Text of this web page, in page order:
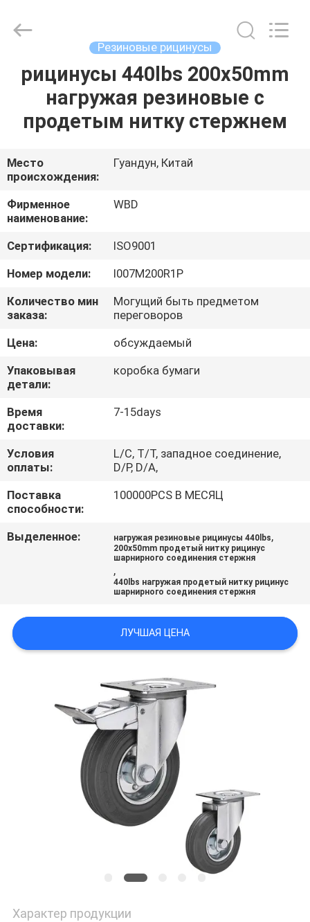
ДОМ
ПРОДУКТЫ
РОЛИКИ
О
НАС
ПУТЕШЕСТВИЕ
ФАБРИКИ
ПРОВЕРКА
КАЧЕСТВА
СВЯЖИТЕСЬ
МЫ
СПРОСИТЕ
ЦИТАТУ
КАРТА
PRIVACY
POLICY
Резиновые рицинусы
рицинусы 440lbs 200x50mm
нагружая резиновые с
продетым нитку стержнем
Место
происхождения:
Гуандун, Китай
Фирменное
наименование:
WBD
Сертификация:
ISO9001
Номер модели:
I007M200R1P
Количество мин
заказа:
Могущий быть предметом
переговоров
Цена:
обсуждаемый
Упаковывая
детали:
коробка бумаги
Время
доставки:
7-15days
Условия
оплаты:
L/C, T/T, западное соединение,
D/P, D/A,
Поставка
способности:
100000PCS В МЕСЯЦ
Выделенное: нагружая резиновые рицинусы 440lbs,
200x50mm продетый нитку рицинус
шарнирного соединения стержня
,
440lbs нагружая продетый нитку рицинус
шарнирного соединения стержня
ЛУЧШАЯ ЦЕНА
Характер продукции